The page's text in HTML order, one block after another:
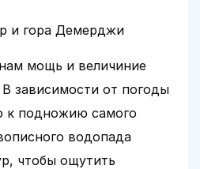
и гора Демерджи
мощь и величиние
зависимости от погоды
к подножию самого
водопада
чтобы ощутить